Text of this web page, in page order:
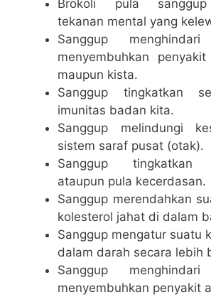
Brokoli pula sanggup
tekanan mental yang
Sanggup
menyembuhkan
maupun kista.
Sanggup tingkatkan
imunitas badan kita.
Sanggup melindungi
sistem saraf pusat (otak).
Sanggup tingkatkan
ataupun pula kecerdasan.
Sanggup merendahkan
kolesterol jahat di dalam
Sanggup mengatur suatu
dalam darah secara lebih
Sanggup
menyembuhkan penyakit